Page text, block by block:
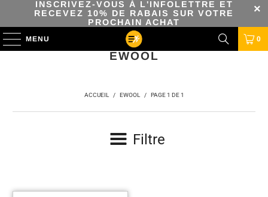
INSCRIVEZ-VOUS À L'INFOLETTRE ET
RECEVEZ 10% DE RABAIS SUR VOTRE
PROCHAIN ACHAT
MENU 0
EWOOL
ACCUEIL / EWOOL / PAGE 1 DE 1
Filtre